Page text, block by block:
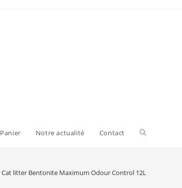
Panier Notre actualité Contact
Cat litter Bentonite Maximum Odour Control 12L